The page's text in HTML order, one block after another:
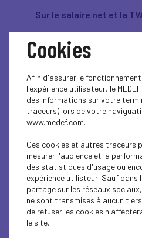
Sur le salaire net et la
«La TVA sociale existe
de financement de la
par la TVA, et par ailleurs
transparence, de la
débat. Tout comme sur les
capitalisation existe déjà
fonction publique et dans le
milliards d'ores et déjà
dire. Quand on regarde la
consommation des
nous sommes
un vrai sujet de pouvoir
que le premier poste de
modestes, à 50 %, c'est le
de TVA sur le logement,
le taux de TVA, cela
Cookies
Afin d'assurer le
l'expérience utilisateur, le
des informations sur votre
traceurs) lors de votre
www.medef.com.
Ces cookies et autres traceurs
mesurer l'audience et la
des statistiques d'usage ou
expérience utilisteur. Sauf dans
partage sur les réseaux
ne sont transmises à aucun
de refuser les cookies
le site.